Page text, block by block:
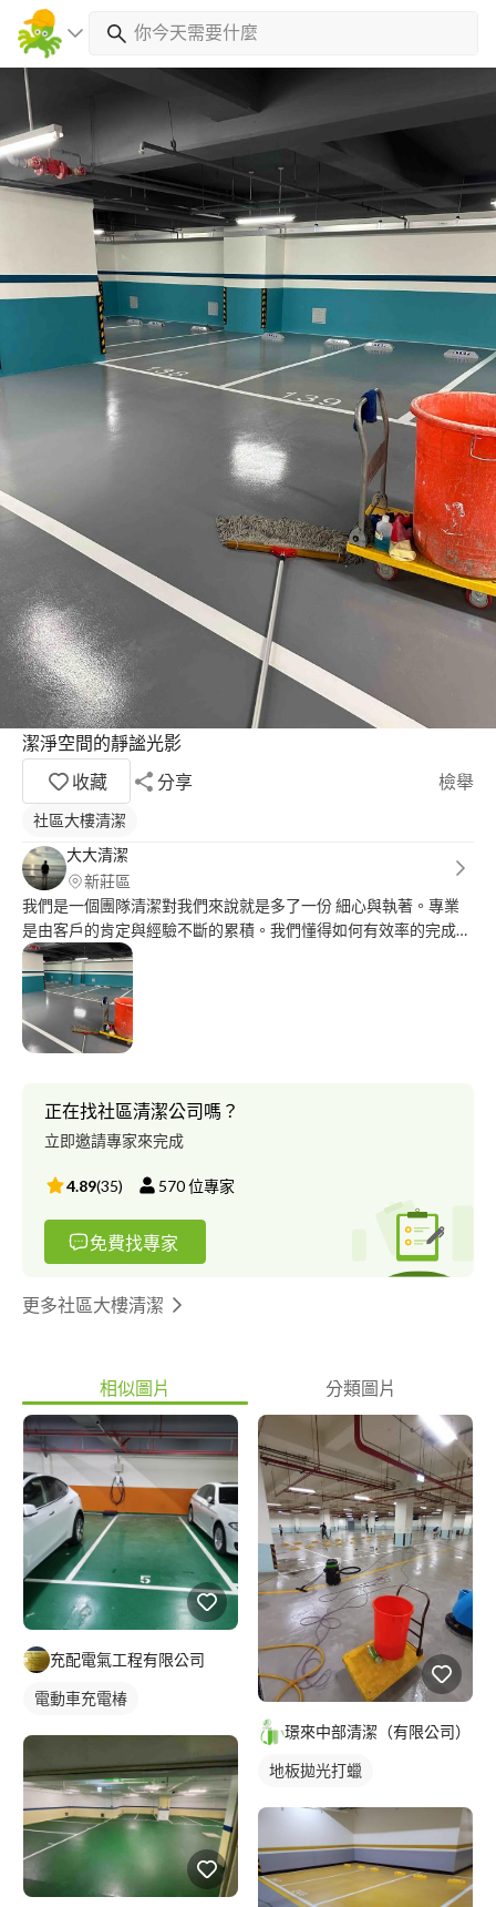
潔淨空間的靜謐光影
收藏
分享 檢舉
社區大樓清潔
大大清潔
新莊區
我們是一個團隊清潔對我們來說就是多了一份 細心與執著。專業
是由客戶的肯定與經驗不斷的累積。我們懂得如何有效率的完成案
埸。給 客戶一個不同感受的服務與居家環境，請選擇 我們等於選
擇了專業團隊歡迎詢問預約喔 居家清潔 裝潢清潔 租屋清潔 社區清
潔 商辨清潔 搬家清潔 套房清潔 年節掃除 圾垃屋清場 線上現場評
估歠迎裝潢埸細部清潔 長期合作配合度高。價格可議裝潢 清運半
價優惠！ 老闆們在等什麼最優質團隊等著你
正在找社區清潔公司嗎？
立即邀請專家來完成
4.89(35) 570位專家
免費找專家
更多社區大樓清潔
相似圖片 分類圖片
充配電氣工程有限公司
電動車充電椿
璟來中部清潔（有限公司）
地板拋光打蠟